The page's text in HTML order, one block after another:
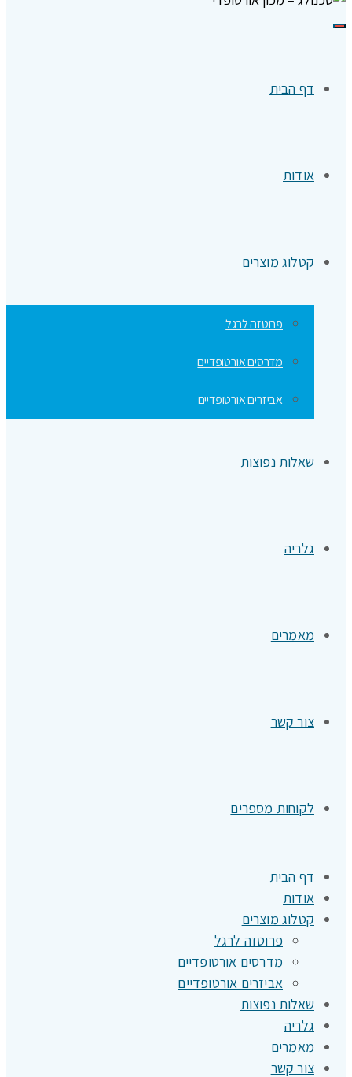
תפריט
דף הבית
אודות
קטלוג מוצרים
פרוטזה לרגל
מדרסים אורטופדיים
אביזרים אורטופדיים
שאלות נפוצות
גלריה
מאמרים
צור קשר
לקוחות מספרים
דף הבית
אודות
קטלוג מוצרים
פרוטזה לרגל
מדרסים אורטופדיים
אביזרים אורטופדיים
שאלות נפוצות
גלריה
מאמרים
צור קשר